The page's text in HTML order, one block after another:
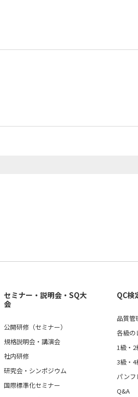
セミナー・説明会・SQ大
会
公開研修（セミナー）
規格説明会・講演会
社内研修
研究会・シンポジウム
国際標準化セミナー
QC検
品質管
各級の
1級・2
3級・4
パンフ
Q&A